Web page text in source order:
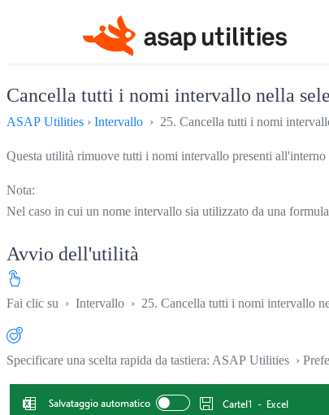
Cancella tutti i nomi intervallo nella
ASAP Utilities › Intervallo › 25. Cancella tutti i nomi
Questa utilità rimuove tutti i nomi intervallo presenti
Nota:
Nel caso in cui un nome intervallo sia utilizzato da una
Avvio dell'utilità
Fai clic su › Intervallo › 25. Cancella tutti i nomi intervallo
Specificare una scelta rapida da tastiera: ASAP Utilities ›